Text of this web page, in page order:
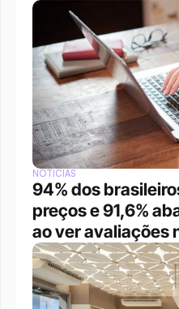
NOTÍCIAS
94% dos
preços e 91,6%
ao ver avaliações